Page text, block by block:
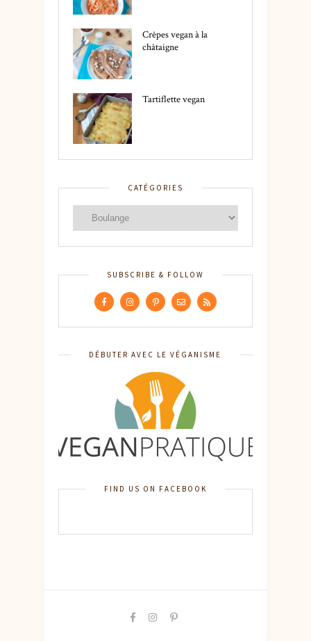
Crêpes vegan à la
châtaigne
Tartiflette vegan
CATÉGORIES
SUBSCRIBE & FOLLOW
DÉBUTER AVEC LE VÉGANISME
FIND US ON FACEBOOK